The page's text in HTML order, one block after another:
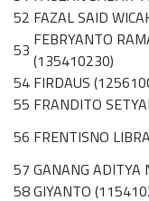
52 FAZAL SAID
53 FEBRYANTO
(135410230)
54 FIRDAUS
55 FRANDITO
56 FRENTISNO
57 GANANG
58GIYANTO